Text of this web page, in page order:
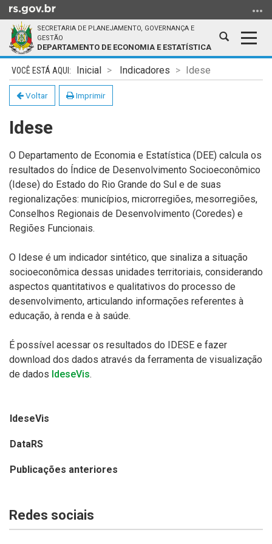
para
conteúdo
para
menu
para
busca
SECRETARIA DE PLANEJAMENTO, GOVERNANÇA E
GESTÃO
DEPARTAMENTO DE ECONOMIA E ESTATÍSTICA
Abrir
Início
do
conteúdo
Inicial Indicadores Idese
Voltar Imprimir
Idese
O Departamento de Economia e Estatística (DEE) calcula os
resultados do Índice de Desenvolvimento Socioeconômico
(Idese) do Estado do Rio Grande do Sul e de suas
regionalizações: municípios, microrregiões, mesorregiões,
Conselhos Regionais de Desenvolvimento (Coredes) e
Regiões Funcionais.
O Idese é um indicador sintético, que sinaliza a situação
socioeconômica dessas unidades territoriais, considerando
aspectos quantitativos e qualitativos do processo de
desenvolvimento, articulando informações referentes à
educação, à renda e à saúde.
É possível acessar os resultados do IDESE e fazer
download dos dados através da ferramenta de visualização
de dados IdeseVis.
IdeseVis
DataRS
Publicações anteriores
Redes sociais